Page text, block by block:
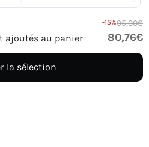
ajoutés au panier
-15%95,00€
80,76€
la sélection